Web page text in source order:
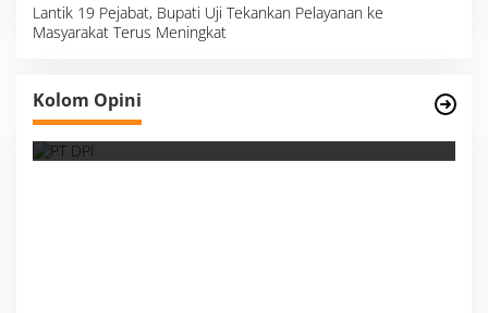
Lantik 19 Pejabat, Bupati Uji Tekankan Pelayanan ke
Masyarakat Terus Meningkat
Kolom Opini
Membaca Realitas